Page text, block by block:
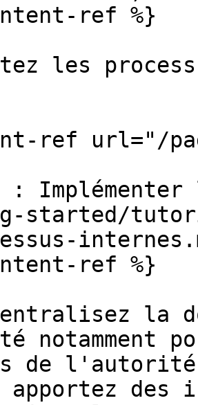
ref %}
les
ref url="/
:
started/
ref %}
la
notamment
de
apportez des